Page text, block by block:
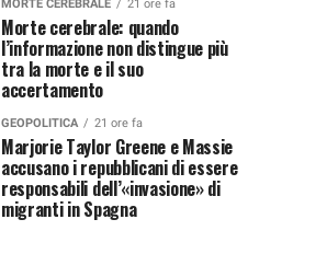
MORTE CEREBRALE 21 ore fa
Morte cerebrale: quando
l’informazione non distingue più
tra la morte e il suo
accertamento
GEOPOLITICA 21 ore fa
Marjorie Taylor Greene e Massie
accusano i repubblicani di essere
responsabili dell’«invasione» di
migranti in Spagna